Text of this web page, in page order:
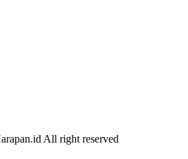
All right reserved